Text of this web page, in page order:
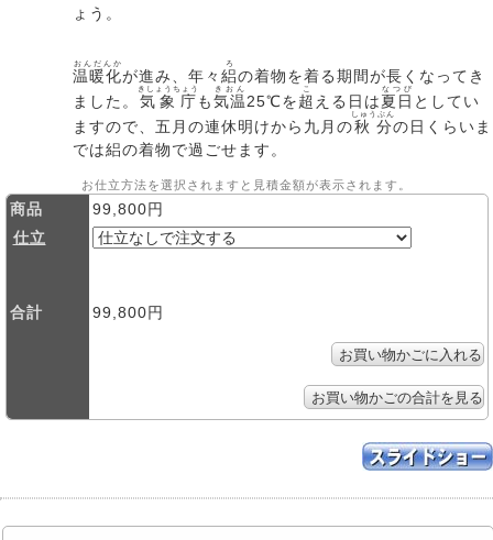
ょう。
温暖化
おんだんか
が進み、年々 絽
ろ
の着物を着る期間が長くなってき
ました。 気象庁
きしょうちょう
も気温
きおん
25℃を超
こ
える日は夏日
なつび
としてい
ますので、五月の連休明けから九月の秋分
しゅうぶん
の日くらいま
では絽の着物で過ごせます。
お仕立方法を選択されますと見積金額が表示されます。
商品
99,800円
仕立
合計 99,800円